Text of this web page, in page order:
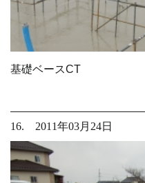
基礎ベースCT
16. 2011年03月24日